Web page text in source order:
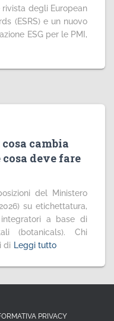
degli European
(ESRS) e un nuovo
ESG per le PMI,
cambia
deve fare
del Ministero
su etichettatura,
a base di
(botanicals). Chi
di Leggi tutto
PRIVACY